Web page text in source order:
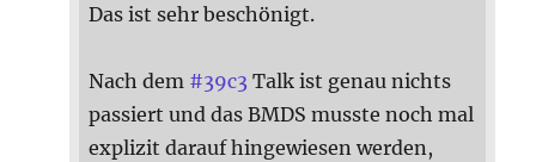
Das ist sehr beschönigt.
Nach dem #39c3 Talk ist genau nichts
passiert und das BMDS musste noch mal
explizit darauf hingewiesen werden,